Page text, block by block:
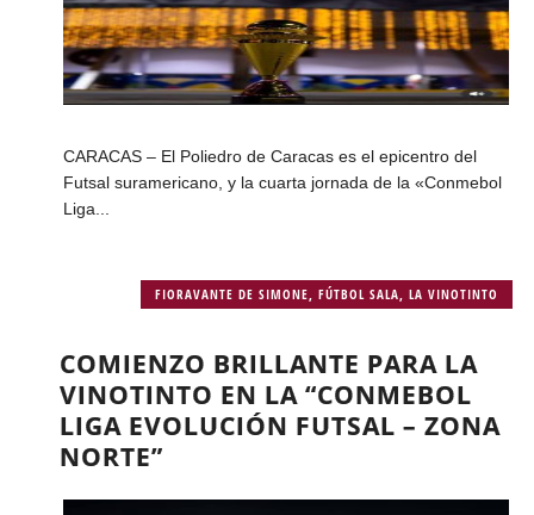
CARACAS – El Poliedro de Caracas es el epicentro del
Futsal suramericano, y la cuarta jornada de la «Conmebol
Liga...
FIORAVANTE DE SIMONE ,FÚTBOL SALA ,LA VINOTINTO
COMIENZO BRILLANTE PARA LA
VINOTINTO EN LA “CONMEBOL
LIGA EVOLUCIÓN FUTSAL – ZONA
NORTE”